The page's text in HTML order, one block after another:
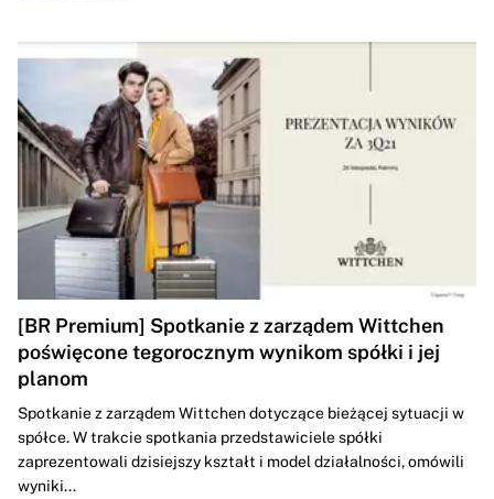
[BR Premium] Spotkanie z zarządem Wittchen
poświęcone tegorocznym wynikom spółki i jej
planom
Spotkanie z zarządem Wittchen dotyczące bieżącej sytuacji w
spółce. W trakcie spotkania przedstawiciele spółki
zaprezentowali dzisiejszy kształt i model działalności, omówili
wyniki...